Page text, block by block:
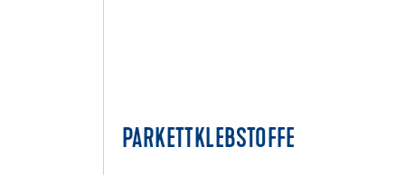
PARKETTKLEBSTOFFEPARKETTKLEBSTOFFE